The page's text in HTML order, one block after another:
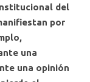
del
por
una
una opinión